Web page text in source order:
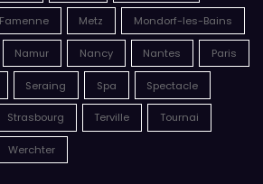
Metz Mondorf-les-Bains
Namur Nancy Nantes Paris
Seraing Spa Spectacle
Strasbourg Terville Tournai
Werchter